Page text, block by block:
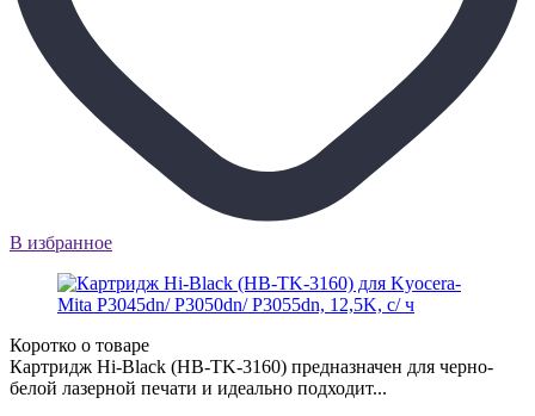
В избранное
Коротко о товаре
Картридж Hi-Black (HB-TK-3160) предназначен для черно-
белой лазерной печати и идеально подходит...